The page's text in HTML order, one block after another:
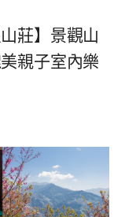
莊】景觀山
親子室內樂